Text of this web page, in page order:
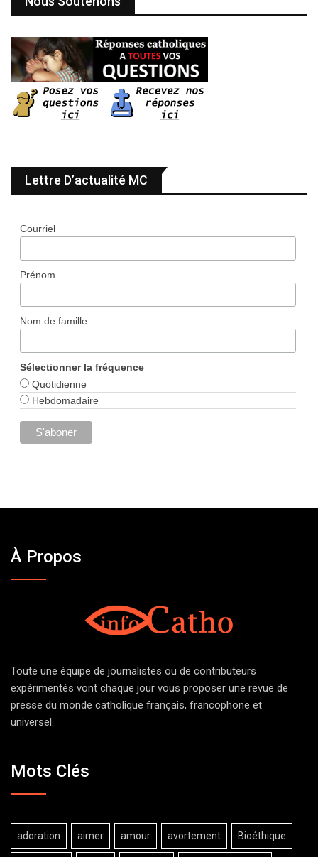
Lettre D’actualité MC
Courriel
Prénom
Nom de famille
Sélectionner la fréquence
Quotidienne
Hebdomadaire
À Propos
Toute une équipe de journalistes ou de contributeurs
expérimentés vont chaque jour vous proposer une revue de
presse du monde catholique français, francophone et
universel.
Mots Clés
adoration aimer amour avortement Bioéthique